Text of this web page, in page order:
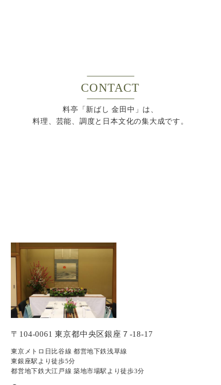
CONTACT
料亭「新ばし 金田中」は、
料理、芸能、調度と日本文化の集大成です。
〒104-0061 東京都中央区銀座７-18-17
東京メトロ日比谷線 都営地下鉄浅草線
東銀座駅より徒歩5分
都営地下鉄大江戸線 築地市場駅より徒歩3分